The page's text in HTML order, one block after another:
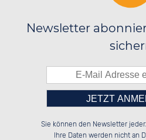
Newsletter
░░░░██░░░░████░░██░░██░░██░░██░░
░░████░░░░░░██░░██████░░██████░░
░░░░██░░░░░░██░░░░░░██░░░░░░██░░
das
Sie können den Newsletter
Ihre Daten werden nicht an